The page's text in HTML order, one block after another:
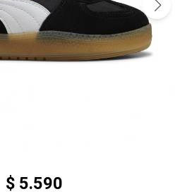
$ 5.590